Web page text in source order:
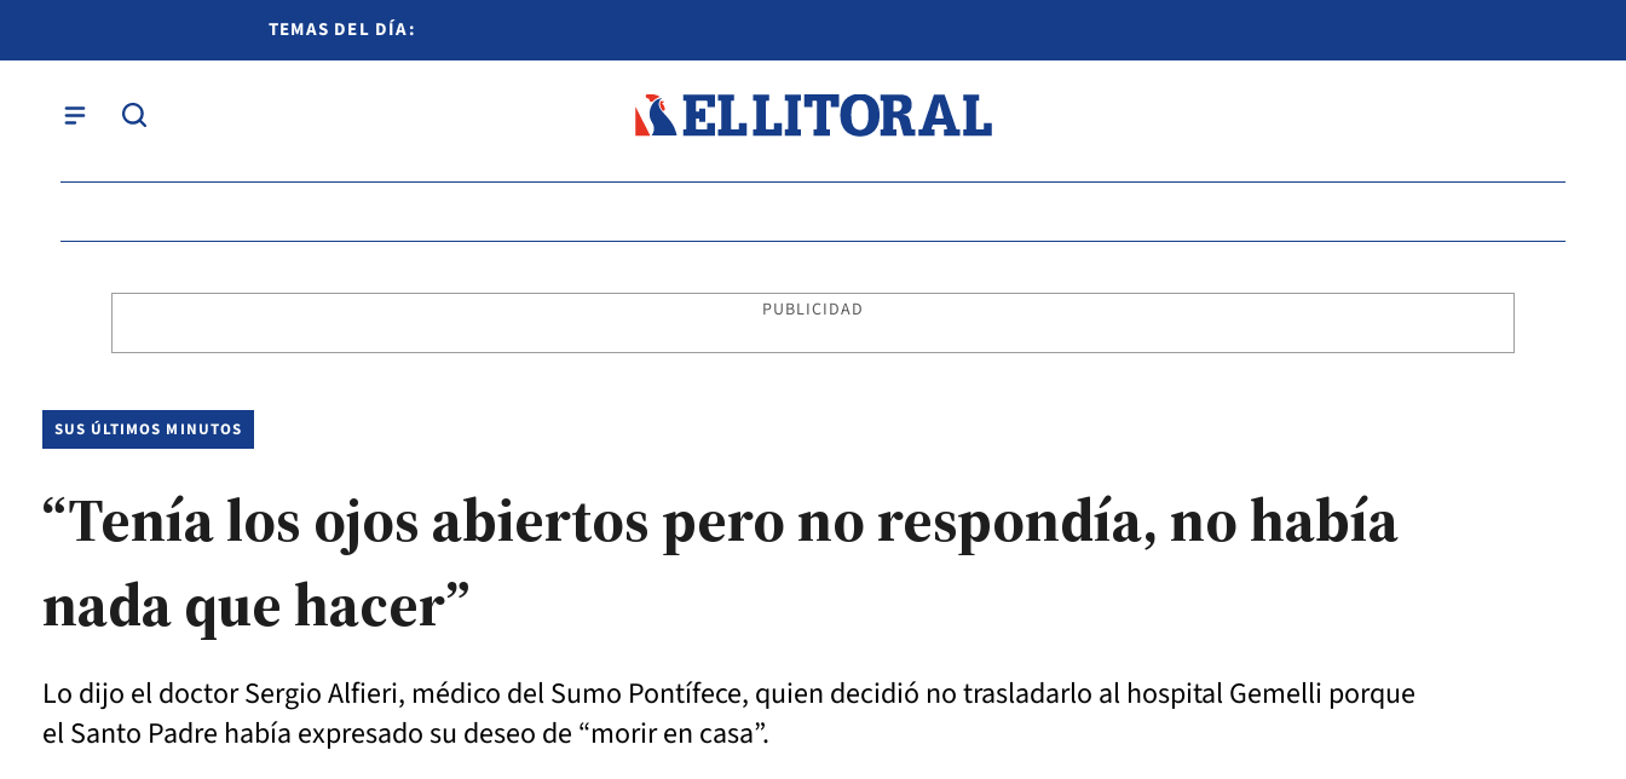
TEMAS DEL DÍA:
PUBLICIDAD
SUS ÚLTIMOS MINUTOS
“Tenía los ojos abiertos pero no respondía, no había
nada que hacer”
Lo dijo el doctor Sergio Alfieri, médico del Sumo Pontífece, quien decidió no trasladarlo al hospital Gemelli porque
el Santo Padre había expresado su deseo de “morir en casa”.